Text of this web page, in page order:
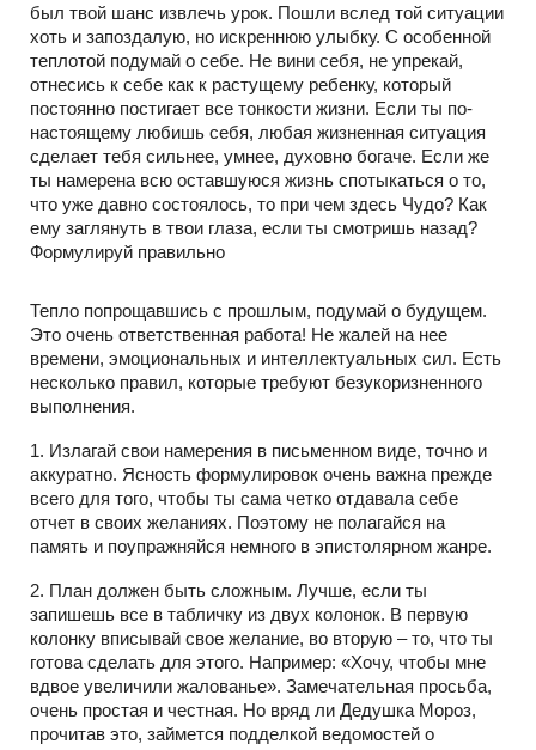
был твой шанс извлечь урок. Пошли вслед той ситуации
хоть и запоздалую, но искреннюю улыбку. С особенной
теплотой подумай о себе. Не вини себя, не упрекай,
отнесись к себе как к растущему ребенку, который
постоянно постигает все тонкости жизни. Если ты по-
настоящему любишь себя, любая жизненная ситуация
сделает тебя сильнее, умнее, духовно богаче. Если же
ты намерена всю оставшуюся жизнь спотыкаться о то,
что уже давно состоялось, то при чем здесь Чудо? Как
ему заглянуть в твои глаза, если ты смотришь назад?
Формулируй правильно
Тепло попрощавшись с прошлым, подумай о будущем.
Это очень ответственная работа! Не жалей на нее
времени, эмоциональных и интеллектуальных сил. Есть
несколько правил, которые требуют безукоризненного
выполнения.
1. Излагай свои намерения в письменном виде, точно и
аккуратно. Ясность формулировок очень важна прежде
всего для того, чтобы ты сама четко отдавала себе
отчет в своих желаниях. Поэтому не полагайся на
память и поупражняйся немного в эпистолярном жанре.
2. План должен быть сложным. Лучше, если ты
запишешь все в табличку из двух колонок. В первую
колонку вписывай свое желание, во вторую – то, что ты
готова сделать для этого. Например: «Хочу, чтобы мне
вдвое увеличили жалованье». Замечательная просьба,
очень простая и честная. Но вряд ли Дедушка Мороз,
прочитав это, займется подделкой ведомостей о